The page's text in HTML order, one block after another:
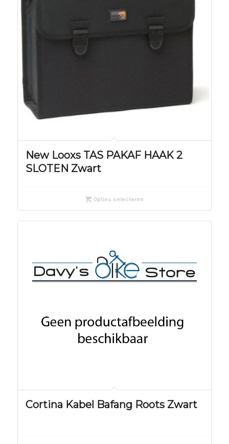
New Looxs TAS PAKAF HAAK 2
SLOTEN Zwart
Opties selecteren
Cortina Kabel Bafang Roots Zwart